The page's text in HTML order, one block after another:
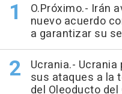
O.Próximo.- Irán
nuevo acuerdo
a garantizar su
Ucrania.- Ucrania
sus ataques a la
del Oleoducto del